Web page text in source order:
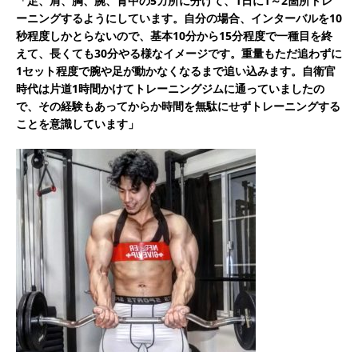
ーニングするようにしています。自分の場合、インターバルを10
秒程度しかとらないので、基本10分から15分程度で一種目を終
えて、長くても30分やる様なイメージです。重量もただ追わずに
1セット程度で腕や足が動かなくなるまで追い込みます。自衛官
時代は片道1時間かけてトレーニングジムに通っていましたの
で、その経験もあってからか時間を無駄にせずトレーニングする
ことを意識しています」